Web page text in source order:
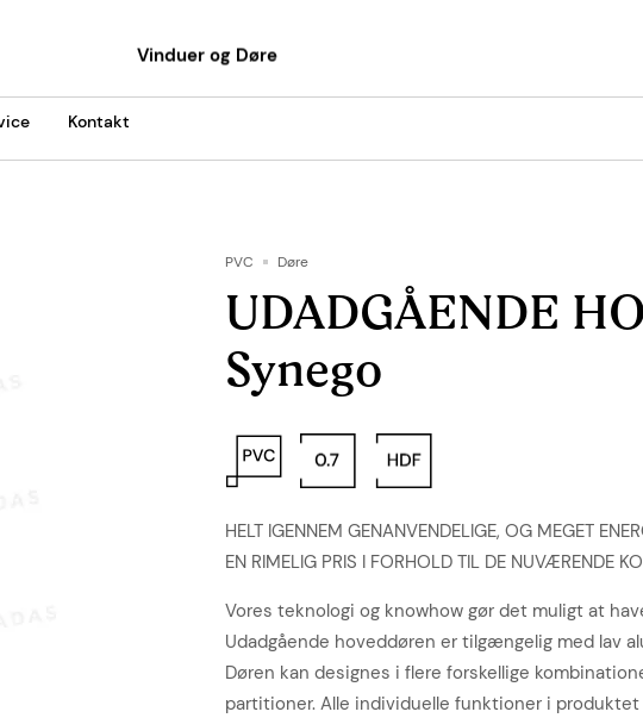
Vinduer og Døre
Kontakt
PVC Døre
UDADGÅENDE
Synego
HELT IGENNEM GENANVENDELIGE, OG MEGET
EN RIMELIG PRIS I FORHOLD TIL DE NUVÆRENDE
Vores teknologi og knowhow gør det muligt at
Udadgående hoveddøren er tilgængelig med lav
Døren kan designes i flere forskellige
partitioner. Alle individuelle funktioner i